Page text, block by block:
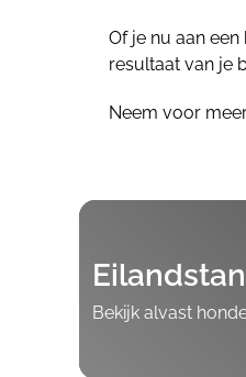
Of je nu aan
resultaat van je
Neem voor
Bekijk alvast